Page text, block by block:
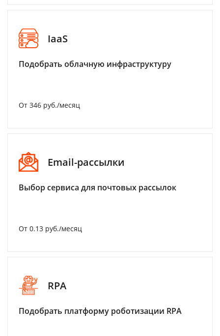
IaaS
Подобрать облачную инфраструктуру
От 346 руб./месяц
Email-рассылки
Выбор сервиса для почтовых рассылок
От 0.13 руб./месяц
RPA
Подобрать платформу роботизации RPA